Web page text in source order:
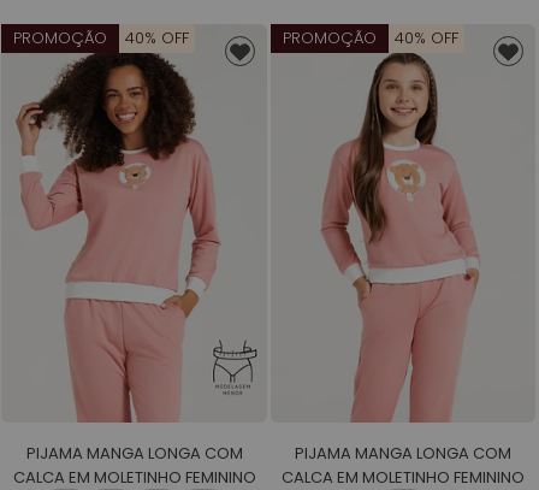
PROMOÇÃO 40% OFF
PIJAMA MANGA LONGA COM
CALCA EM MOLETINHO FEMININO
PROMOÇÃO 40% OFF
PIJAMA MANGA LONGA COM
CALCA EM MOLETINHO FEMININO